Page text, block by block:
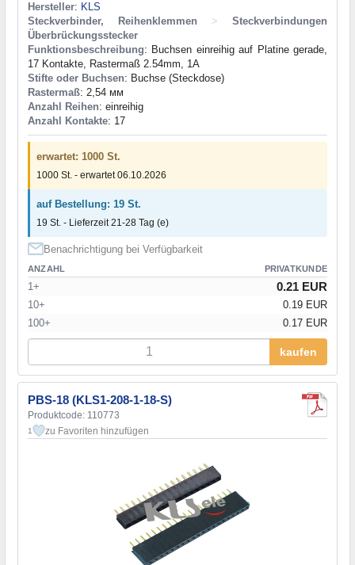
Hersteller: KLS
Steckverbinder, Reihenklemmen
>
Steckverbindungen
Überbrückungsstecker
Funktionsbeschreibung: Buchsen einreihig auf Platine gerade,
17 Kontakte, Rastermaß 2.54mm, 1A
Stifte oder Buchsen: Buchse (Steckdose)
Rastermaß: 2,54 мм
Anzahl Reihen: einreihig
Anzahl Kontakte: 17
erwartet: 1000 St.
1000 St. - erwartet 06.10.2026
auf Bestellung: 19 St.
19 St. - Lieferzeit 21-28 Tag (e)
Benachrichtigung bei Verfügbarkeit
ANZAHL PRIVATKUNDE
1+ 0.21 EUR
10+
0.19 EUR
100+
0.17 EUR
kaufen
PBS-18 (KLS1-208-1-18-S)
Produktcode: 110773
1 zu Favoriten hinzufügen